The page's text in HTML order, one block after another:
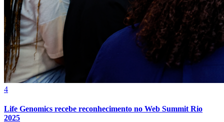
4
Life Genomics recebe reconhecimento no Web Summit Rio
2025